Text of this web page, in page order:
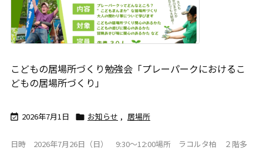
こどもの居場所づくり勉強会「プレーパークにおけるこ
どもの居場所づくり」
 2026年7月1日  お知らせ , 居場所
日時 2026年7月26日（日） 9:30〜12:00場所 ラコルタ柏 ２階多